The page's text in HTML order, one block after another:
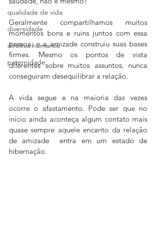
qualidade de vida
diversidade
direitos humanos
paternidade
Geralmente compartilhamos muitos
momentos bons e ruins juntos com essa
pessoa, e a amizade construiu suas bases
firmes. Mesmo os pontos de vista
diferentes sobre muitos assuntos, nunca
conseguiram desequilibrar a relação.
A vida segue e na maioria das vezes
ocorre o afastamento. Pode ser que no
início ainda aconteça algum contato mais
quase sempre aquele encanto da relação
de amizade  entra em um estado de
hibernação.